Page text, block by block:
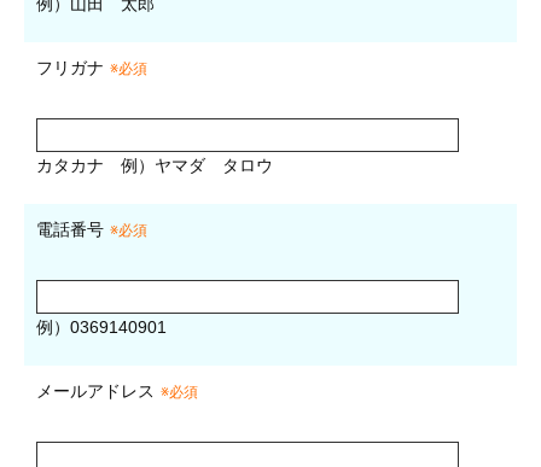
フリガナ ※必須
カタカナ 例）ヤマダ タロウ
電話番号 ※必須
例）0369140901
メールアドレス ※必須